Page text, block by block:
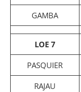
GAMBA
LOE 7
PASQUIER
RAJAU